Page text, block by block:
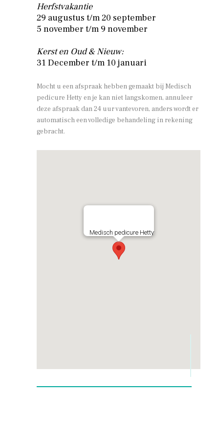
Herfstvakantie
29 augustus t/m 20 september
5 november t/m 9 november
Kerst en Oud & Nieuw:
31 December t/m 10 januari
Mocht u een afspraak hebben gemaakt bij Medisch
pedicure Hetty en je kan niet langskomen, annuleer
deze afspraak dan 24 uur vantevoren, anders wordt er
automatisch een volledige behandeling in rekening
gebracht.
Medisch pedicure Hetty